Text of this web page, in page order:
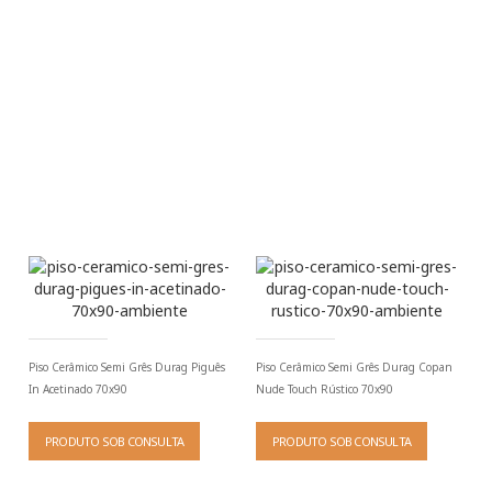
Piso Cerâmico Semi Grês Durag Piguês
In Acetinado 70x90
PRODUTO SOB CONSULTA
Piso Cerâmico Semi Grês Durag Copan
Nude Touch Rústico 70x90
PRODUTO SOB CONSULTA